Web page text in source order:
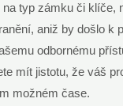
na typ zámku či klíče,
aniž by došlo k
odbornému
mít jistotu, že váš
možném čase.